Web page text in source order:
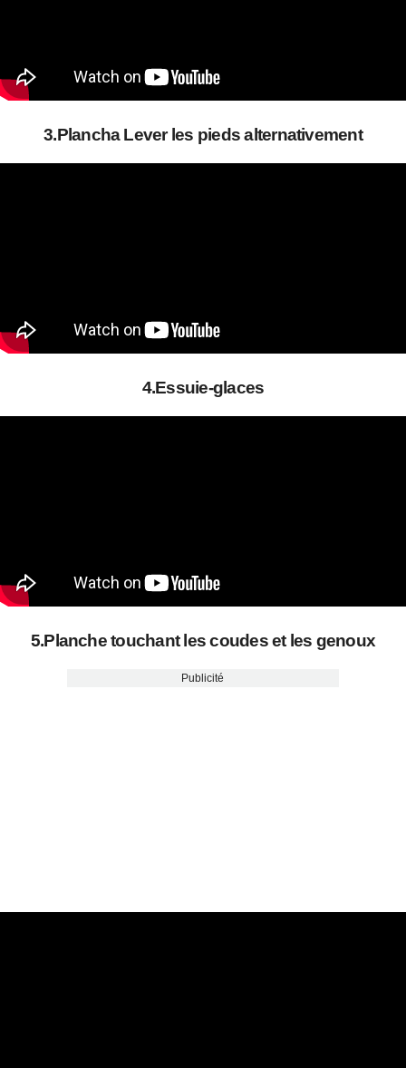
3.Plancha Lever les pieds alternativement
4.Essuie-glaces
5.Planche touchant les coudes et les genoux
Publicité